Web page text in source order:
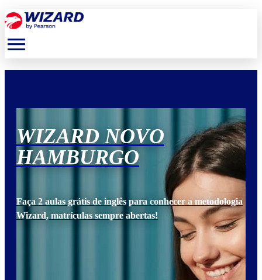
menu
WIZARD NOVO
HAMBURGO
Faça 2 aulas grátis de inglês para conhecer a metodologia
Wizard, matrículas sempre abertas!